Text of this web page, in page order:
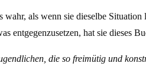
als wenn sie dieselbe
entgegenzusetzen, hat sie dieses
die so freimütig und